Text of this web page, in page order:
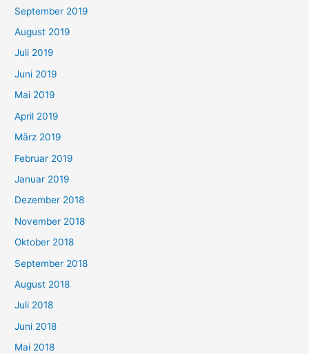
September 2019
August 2019
Juli 2019
Juni 2019
Mai 2019
April 2019
März 2019
Februar 2019
Januar 2019
Dezember 2018
November 2018
Oktober 2018
September 2018
August 2018
Juli 2018
Juni 2018
Mai 2018